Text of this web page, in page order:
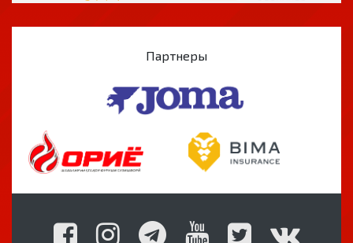
Партнеры